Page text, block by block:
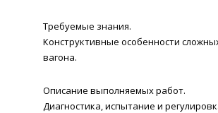
Требуемые знания.
Конструктивные особенности
вагона.
Описание выполняемых работ.
Диагностика, испытание и